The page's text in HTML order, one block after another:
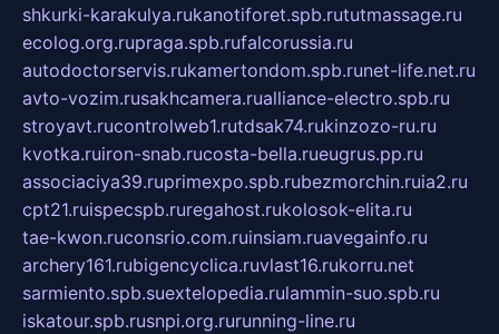
shkurki-karakulya.rukanotiforet.spb.rututmassage.ru
ecolog.org.rupraga.spb.rufalcorussia.ru
autodoctorservis.rukamertondom.spb.runet-life.net.ru
avto-vozim.rusakhcamera.rualliance-electro.spb.ru
stroyavt.rucontrolweb1.rutdsak74.rukinzozo-ru.ru
kvotka.ruiron-snab.rucosta-bella.rueugrus.pp.ru
associaciya39.ruprimexpo.spb.rubezmorchin.ruia2.ru
cpt21.ruispecspb.ruregahost.rukolosok-elita.ru
tae-kwon.ruconsrio.com.ruinsiam.ruavegainfo.ru
archery161.rubigencyclica.ruvlast16.rukorru.net
sarmiento.spb.suextelopedia.rulammin-suo.spb.ru
iskatour.spb.rusnpi.org.rurunning-line.ru